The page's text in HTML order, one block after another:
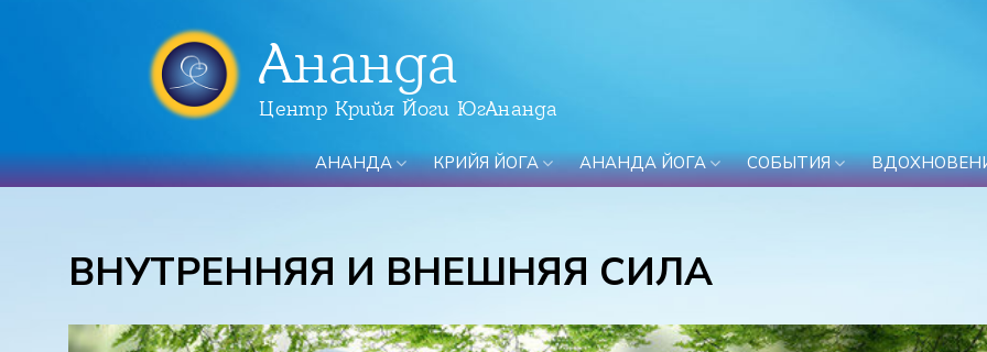
Ананда
Центр Крийя Йоги ЮгАнанда
АНАНДА КРИЙЯ ЙОГА АНАНДА ЙОГА СОБЫТИЯ
ВНУТРЕННЯЯ И ВНЕШНЯЯ СИЛА